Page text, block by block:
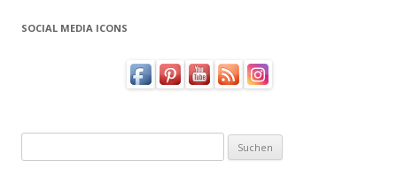
SOCIAL MEDIA ICONS
nach: